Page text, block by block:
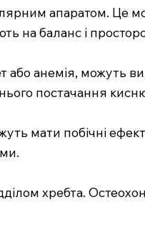
апаратом. Це
на баланс і
або анемія, можуть
постачання
мати побічні
хребта.